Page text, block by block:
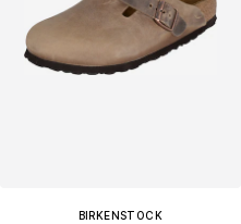
BIRKENSTOCK